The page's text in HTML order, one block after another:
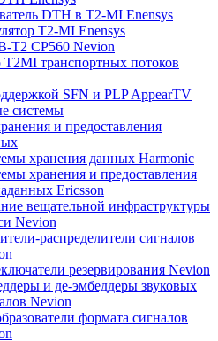
DTH в T2-MI Enensys
T2-MI Enensys
CP560 Nevion
T2MI транспортных потоков
SFN и PLP AppearTV
системы
и предоставления
хранения данных Harmonic
хранения и предоставления
Ericsson
вещательной инфраструктуры
Nevion
распределители сигналов
резервирования Nevion
и де-эмбеддеры звуковых
Nevion
формата сигналов